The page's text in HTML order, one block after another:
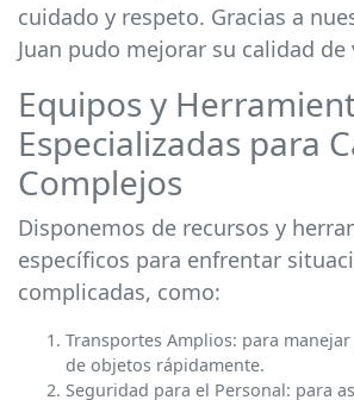
cuidado y respeto. Gracias a
Juan pudo mejorar su calidad de
Equipos y
Especializadas para
Complejos
Disponemos de recursos y
específicos para enfrentar
complicadas, como:
Transportes Amplios: para
de objetos rápidamente.
Seguridad para el Personal: para